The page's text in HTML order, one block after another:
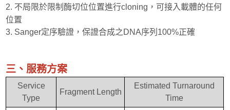
2. 不局限於限制酶切位位置進行cloning，可接入載體的任何
位置
3. Sanger定序驗證，保證合成之DNA序列100%正確
三、服務方案
Service
Type
Fragment Length
Estimated Turnaround
Time